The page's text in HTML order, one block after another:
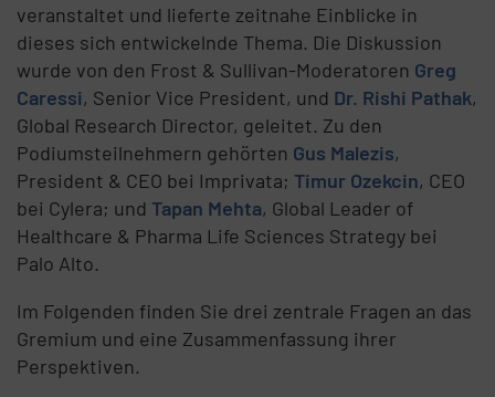
veranstaltet und lieferte zeitnahe Einblicke in
dieses sich entwickelnde Thema. Die Diskussion
wurde von den Frost & Sullivan-Moderatoren Greg
Caressi, Senior Vice President, und Dr. Rishi Pathak,
Global Research Director, geleitet. Zu den
Podiumsteilnehmern gehörten Gus Malezis,
President & CEO bei Imprivata; Timur Ozekcin, CEO
bei Cylera; und Tapan Mehta, Global Leader of
Healthcare & Pharma Life Sciences Strategy bei
Palo Alto.
Im Folgenden finden Sie drei zentrale Fragen an das
Gremium und eine Zusammenfassung ihrer
Perspektiven.